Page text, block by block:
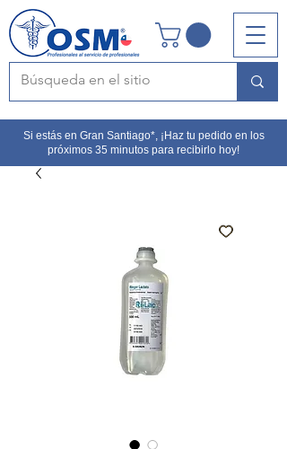
Si estás en Gran Santiago*, ¡Haz tu pedido en los
próximos 35 minutos para recibirlo hoy!